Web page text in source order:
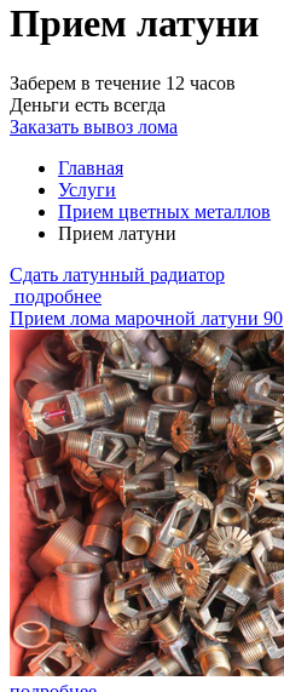
Прием латуни
Заберем в течение 12 часов
Деньги есть всегда
Заказать вывоз лома
Главная
Услуги
Прием цветных металлов
Прием латуни
Сдать латунный радиатор
подробнее
Прием лома марочной латуни 90